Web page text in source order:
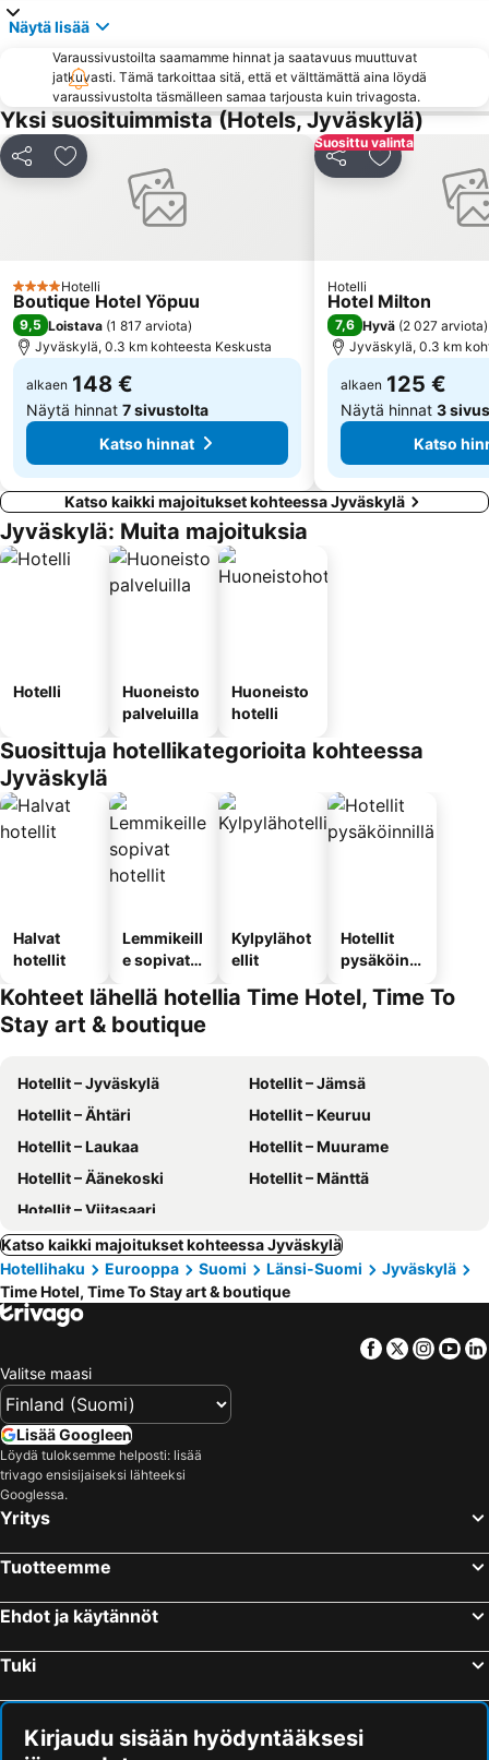
Näytä lisää
Varaussivustoilta saamamme hinnat ja saatavuus muuttuvat
jatkuvasti. Tämä tarkoittaa sitä, että et välttämättä aina löydä
varaussivustolta täsmälleen samaa tarjousta kuin trivagosta.
Yksi suosituimmista (Hotels, Jyväskylä)
Jaa Lisää suosikkeihin
4 Tähtiluokitus
Hotelli
Boutique Hotel Yöpuu
9,5 Loistava (1 817 arviota)
Jyväskylä, 0.3 km kohteesta Keskusta
alkaen 148 €
Näytä hinnat 7 sivustolta
Katso hinnat
Suosittu valinta
Jaa Lisää
Hotelli
Hotel Milton
7,6 Hyvä (2 027 arviota)
Jyväskylä, 0.3 km
alkaen 125 €
Näytä hinnat 3
Katso
Katso kaikki majoitukset kohteessa Jyväskylä
Jyväskylä: Muita majoituksia
Hotelli
Huoneisto
palveluilla
Huoneisto
hotelli
Suosittuja hotellikategorioita kohteessa
Jyväskylä
Halvat
hotellit
Lemmikeill
e sopivat
Kylpylähot
ellit
Hotellit
pysäköinni
Kohteet lähellä hotellia Time Hotel, Time To
Stay art & boutique
Hotellit – Jyväskylä
Hotellit – Jämsä
Hotellit – Ähtäri
Hotellit – Keuruu
Hotellit – Laukaa
Hotellit – Muurame
Hotellit – Äänekoski
Hotellit – Mänttä
Hotellit – Viitasaari
Katso kaikki majoitukset kohteessa Jyväskylä
Hotellihaku
Eurooppa Suomi Länsi-Suomi
Jyväskylä
Time Hotel, Time To Stay art & boutique
Facebook
Twitter
Valitse maasi
Lisää Googleen
Löydä tuloksemme helposti: lisää
trivago ensisijaiseksi lähteeksi
Googlessa.
Yritys
Tuotteemme
Ehdot ja käytännöt
Tuki
Kirjaudu sisään hyödyntääksesi